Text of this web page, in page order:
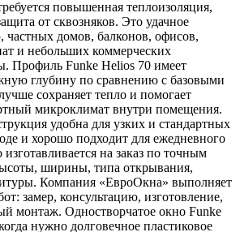
повышенная теплоизоляция,
от сквозняков. Это удачное
частных домов, балконов, офисов,
и небольших коммерческих
Профиль Funke Helios 70 имеет
глубину по сравнению с базовыми
сохраняет тепло и помогает
микроклимат внутри помещения.
удобна для узких и стандартных
и хорошо подходит для ежедневного
на заказ по точным
ширины, типа открывания,
Компания «ЕвроОкна» выполняет
замер, консультацию, изготовление,
монтаж. Одностворчатое окно Funke
нужно долговечное пластиковое